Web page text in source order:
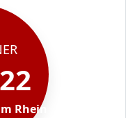
leben rund 177222
sind rund
Menschen
in
Rhein